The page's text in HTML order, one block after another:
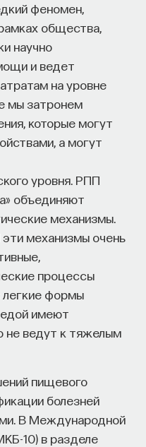
феномен,
общества,
научно
и ведет
на уровне
мы затронем
которые могут
а могут
уровня. РПП
объединяют
механизмы.
механизмы очень
процессы
легкие формы
имеют
не ведут к тяжелым
пищевого
болезней
В Международной
10) в разделе